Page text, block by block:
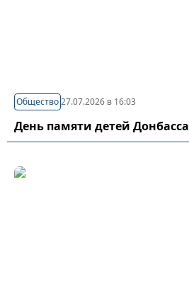
Общество27.07.2026 в 16:03
День памяти детей Донбасса